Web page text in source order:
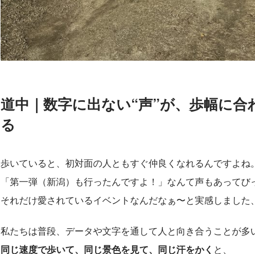
道中｜数字に出ない“声”が、歩幅に合
る
歩いていると、初対面の人ともすぐ仲良くなれるんですよね。
「第一弾（新潟）も行ったんですよ！」なんて声もあってび
それだけ愛されているイベントなんだなぁ〜と実感しました
私たちは普段、データや文字を通して人と向き合うことが多
同じ速度で歩いて、同じ景色を見て、同じ汗をかく と、